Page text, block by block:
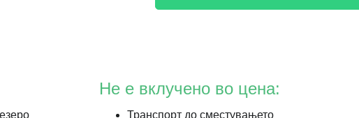
Не е вклучено во цена:
Транспорт до сместувањето